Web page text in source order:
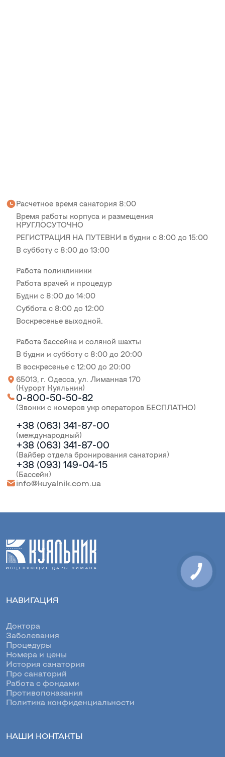
Расчетное время санатория 8:00
Время работы корпуса и размещения
КРУГЛОСУТОЧНО
РЕГИСТРАЦИЯ НА ПУТЕВКИ в будни с 8:00 до 15:00
В субботу с 8:00 до 13:00
Работа поликлиники
Работа врачей и процедур
Будни с 8:00 до 14:00
Суббота с 8:00 до 12:00
Воскресенье выходной.
Работа бассейна и соляной шахты
В будни и субботу с 8:00 до 20:00
В воскресенье с 12:00 до 20:00
65013, г. Одесса, ул. Лиманная 170
(Курорт Куяльник)
0-800-50-50-82
(Звонки с номеров укр операторов БЕСПЛАТНО)
+38 (063) 341-87-00
(международный)
+38 (063) 341-87-00
(Вайбер отдела бронирования санатория)
+38 (093) 149-04-15
(Бассейн)
info@kuyalnik.com.ua
НАВИГАЦИЯ
Доктора
Заболевания
Процедуры
Номера и цены
История санатория
Про санаторий
Работа с фондами
Противопоказания
Политика конфиденциальности
НАШИ КОНТАКТЫ